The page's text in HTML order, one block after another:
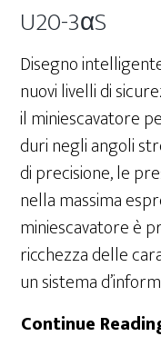
U20-3αS
Disegno
nuovi livelli di
il miniescavatore
duri negli angoli
di precisione, le
nella massima
miniescavatore è
ricchezza delle
un sistema
Continue